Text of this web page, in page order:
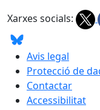
Xarxes socials:
Avis legal
Protecció de
Contactar
Accessibilitat